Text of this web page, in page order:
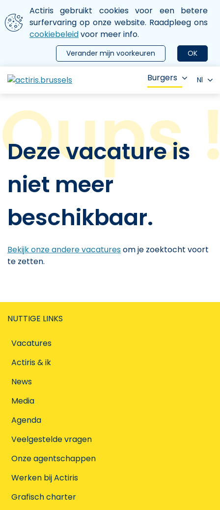
Aller au contenu principal
We gebruiken cookies
Actiris gebruikt cookies voor een betere
surfervaring op onze website. Raadpleeg ons
cookiebeleidvoor meer info.
OK
Verander mijn voorkeuren
le menu
Burgers Nl
Deze vacature is
niet meer
beschikbaar.
Bekijk onze andere vacaturesom je zoektocht voort
te zetten.
NUTTIGE LINKS
Vacatures
Actiris & ik
News
Media
Agenda
Veelgestelde vragen
Onze agentschappen
Werken bij Actiris
Grafisch charter